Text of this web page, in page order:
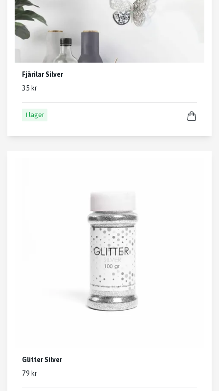
Fjärilar Silver
35 kr
I lager
Glitter Silver
79 kr